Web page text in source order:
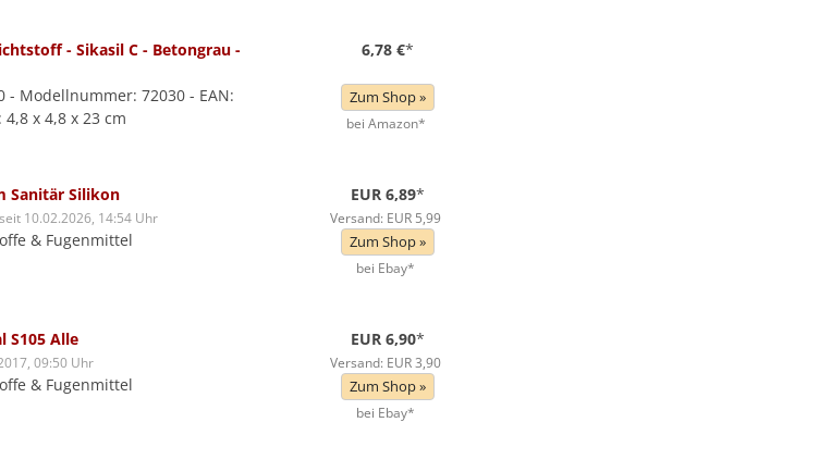
- Sikasil C - Betongrau -
- Modellnummer: 72030 - EAN:
x 4,8 x 23 cm
6,78 €*
Zum Shop »
bei Amazon*
Sanitär Silikon
10.02.2026, 14:54 Uhr
& Fugenmittel
EUR 6,89*
Versand: EUR 5,99
Zum Shop »
bei Ebay*
S105 Alle
09:50 Uhr
& Fugenmittel
EUR 6,90*
Versand: EUR 3,90
Zum Shop »
bei Ebay*